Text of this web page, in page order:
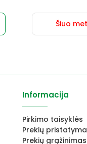
Šiuo
Informacija
Pirkimo taisyklės
Prekių
Prekių grąžinimas